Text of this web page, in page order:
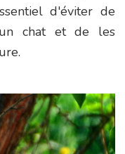
d'éviter de
chat et de les